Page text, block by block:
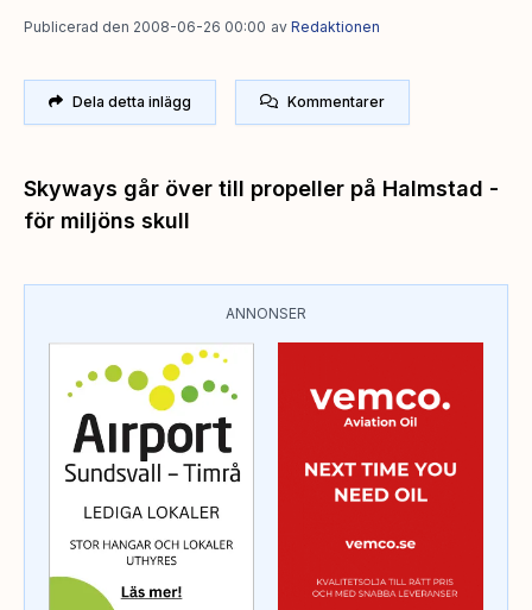
Publicerad den 2008-06-26 00:00 av Redaktionen
Dela detta inlägg Kommentarer
Skyways går över till propeller på Halmstad -
för miljöns skull
ANNONSER